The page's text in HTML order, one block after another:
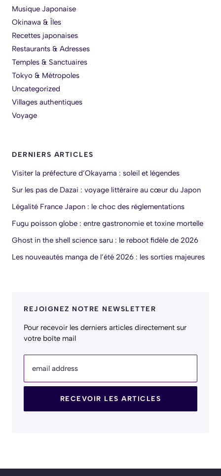
Musique Japonaise
Okinawa & Îles
Recettes japonaises
Restaurants & Adresses
Temples & Sanctuaires
Tokyo & Métropoles
Uncategorized
Villages authentiques
Voyage
DERNIERS ARTICLES
Visiter la préfecture d’Okayama : soleil et légendes
Sur les pas de Dazai : voyage littéraire au cœur du Japon
Légalité France Japon : le choc des réglementations
Fugu poisson globe : entre gastronomie et toxine mortelle
Ghost in the shell science saru : le reboot fidèle de 2026
Les nouveautés manga de l’été 2026 : les sorties majeures
REJOIGNEZ NOTRE NEWSLETTER
Pour recevoir les derniers articles directement sur
votre boîte mail
email address
RECEVOIR LES ARTICLES